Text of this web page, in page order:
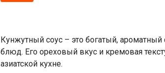
Кунжутный соус – это богатый,
блюд. Его ореховый вкус и кремовая
азиатской кухне.